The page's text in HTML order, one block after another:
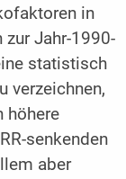
in
Jahr-1990-
statistisch
verzeichnen,
höhere
senkenden
aber